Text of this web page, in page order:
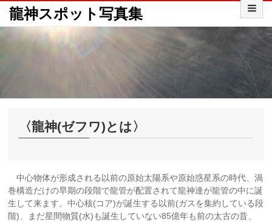
龍神スポット写真集
〈龍神(ゼフワ)とは〉
中心物体が形成される以前の原始太陽系や原始惑星系の時代、渦
巻構造だけの早期の段階で龍管が配置されて龍神達が龍管の中に誕
生して来ます。中心核(コア)が誕生する以前(ガスを集約している段
階)、まだ星間物質(水)も誕生していない85億年も前の太古の昔、